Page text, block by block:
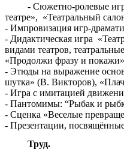
- Сюжетно-ролевые
театре», «Театральный
- Импровизация игр-
- Дидактическая игра
видами театров,
«Продолжи фразу и
- Этюды на выражение
шутка» (В. Викторов),
- Игра с имитацией
- Пантомимы: “Рыбак и
- Сценка «Веселые
- Презентации,
Труд.